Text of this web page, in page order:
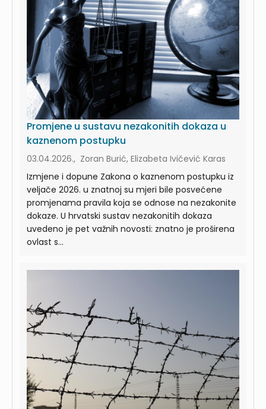
Promjene u sustavu nezakonitih dokaza u
kaznenom postupku
03.04.2026., Zoran Burić, Elizabeta Ivičević Karas
Izmjene i dopune Zakona o kaznenom postupku iz
veljače 2026. u znatnoj su mjeri bile posvećene
promjenama pravila koja se odnose na nezakonite
dokaze. U hrvatski sustav nezakonitih dokaza
uvedeno je pet važnih novosti: znatno je proširena
ovlast s...